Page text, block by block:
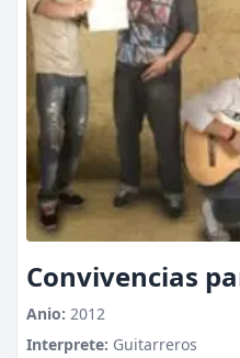
Convivencias
Anio: 2012
Interprete: Guitarreros